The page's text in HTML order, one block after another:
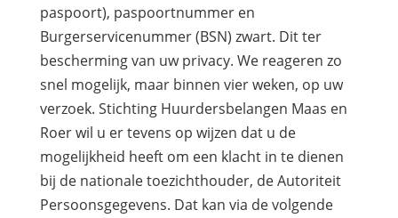
paspoort), paspoortnummer en
Burgerservicenummer (BSN) zwart. Dit ter
bescherming van uw privacy. We reageren zo
snel mogelijk, maar binnen vier weken, op uw
verzoek. Stichting Huurdersbelangen Maas en
Roer wil u er tevens op wijzen dat u de
mogelijkheid heeft om een klacht in te dienen
bij de nationale toezichthouder, de Autoriteit
Persoonsgegevens. Dat kan via de volgende